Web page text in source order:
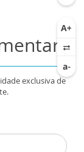
exclusiva de